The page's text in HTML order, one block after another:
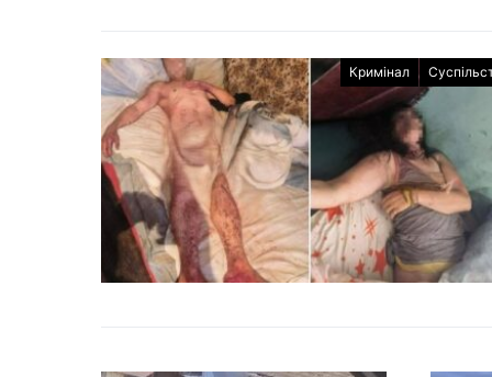
Кримінал